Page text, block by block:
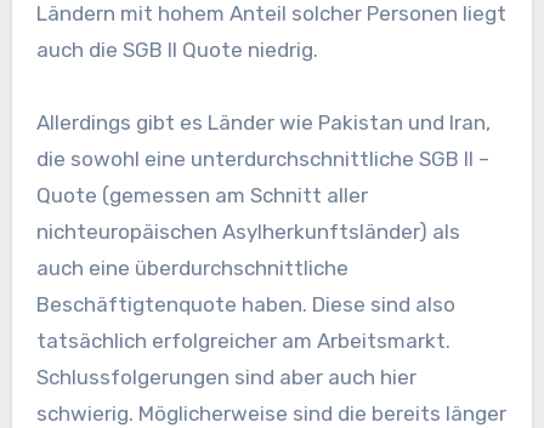
Ländern mit hohem Anteil solcher Personen liegt
auch die SGB II Quote niedrig.
Allerdings gibt es Länder wie Pakistan und Iran,
die sowohl eine unterdurchschnittliche SGB II –
Quote (gemessen am Schnitt aller
nichteuropäischen Asylherkunftsländer) als
auch eine überdurchschnittliche
Beschäftigtenquote haben. Diese sind also
tatsächlich erfolgreicher am Arbeitsmarkt.
Schlussfolgerungen sind aber auch hier
schwierig. Möglicherweise sind die bereits länger